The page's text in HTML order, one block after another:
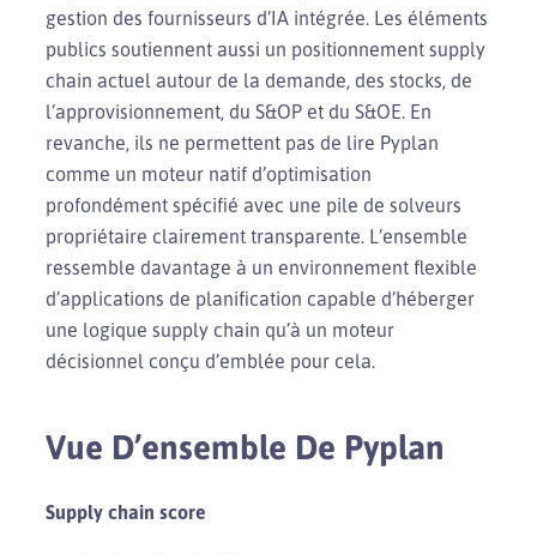
gestion des fournisseurs d’IA intégrée. Les éléments
publics soutiennent aussi un positionnement supply
chain actuel autour de la demande, des stocks, de
l’approvisionnement, du S&OP et du S&OE. En
revanche, ils ne permettent pas de lire Pyplan
comme un moteur natif d’optimisation
profondément spécifié avec une pile de solveurs
propriétaire clairement transparente. L’ensemble
ressemble davantage à un environnement flexible
d’applications de planification capable d’héberger
une logique supply chain qu’à un moteur
décisionnel conçu d’emblée pour cela.
Vue D’ensemble De Pyplan
Supply chain score